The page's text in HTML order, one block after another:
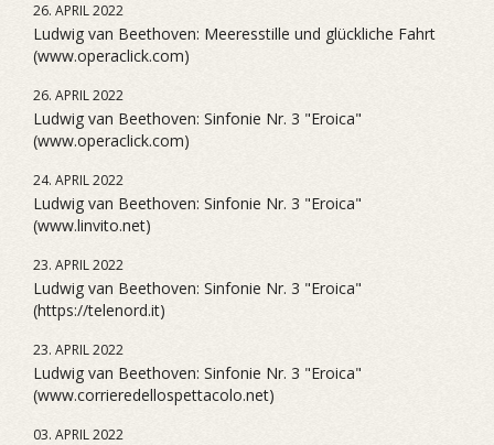
26. APRIL 2022
Ludwig van Beethoven: Meeresstille und glückliche Fahrt
(www.operaclick.com)
26. APRIL 2022
Ludwig van Beethoven: Sinfonie Nr. 3 "Eroica"
(www.operaclick.com)
24. APRIL 2022
Ludwig van Beethoven: Sinfonie Nr. 3 "Eroica"
(www.linvito.net)
23. APRIL 2022
Ludwig van Beethoven: Sinfonie Nr. 3 "Eroica"
(https://telenord.it)
23. APRIL 2022
Ludwig van Beethoven: Sinfonie Nr. 3 "Eroica"
(www.corrieredellospettacolo.net)
03. APRIL 2022